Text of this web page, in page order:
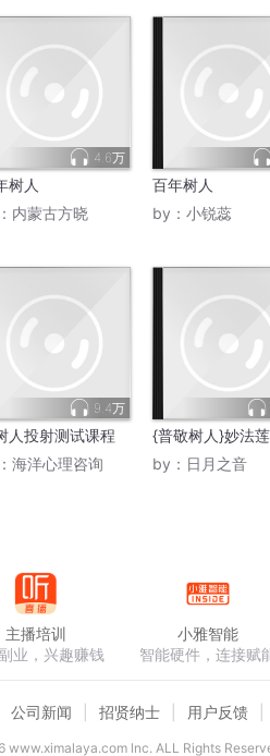
4.6万
树人
内蒙古方晓
百年树人
by： 小锐蕊
9.4万
人投射测试课程
海洋心理咨询
{普敬树人}妙法
by： 日月之音
主播培训
业，兴趣赚钱
小雅智能
智能硬件，连接赋
公司新闻 招贤纳士 用户反馈
www.ximalaya.com lnc. ALL Rights